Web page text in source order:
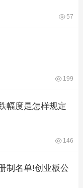
57
199
幅度是怎样规定
146
制名单!创业板公